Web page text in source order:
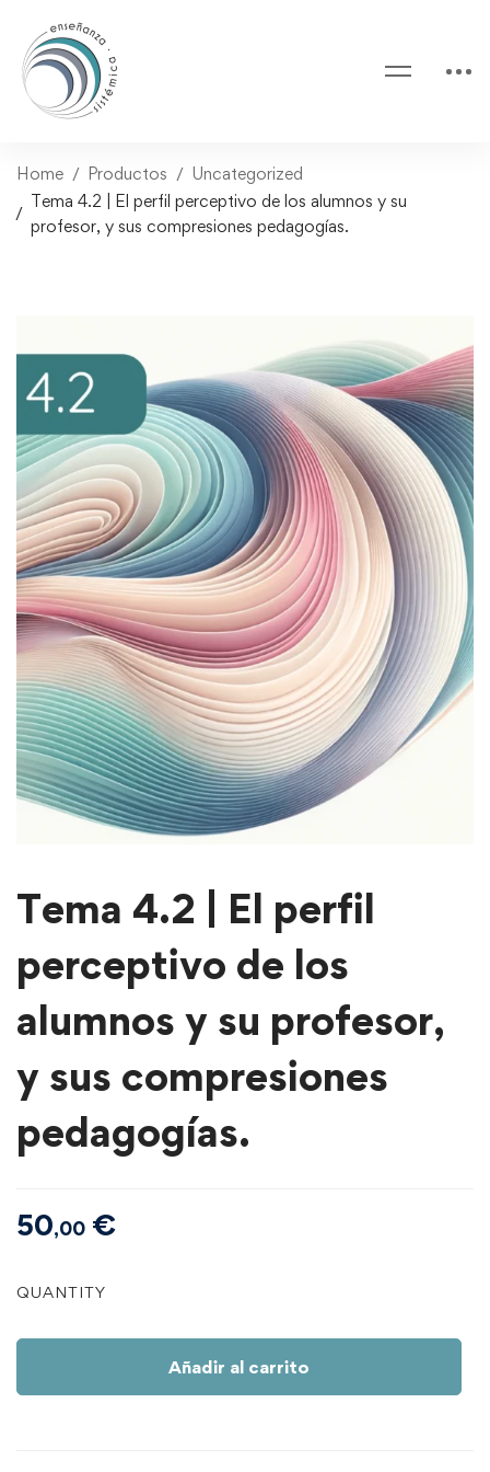
Home Productos
Uncategorized
Tema 4.2 | El perfil perceptivo de los alumnos y su
profesor, y sus compresiones pedagogías.
Tema 4.2 | El perfil
perceptivo de los
alumnos y su profesor,
y sus compresiones
pedagogías.
50,00 €
QUANTITY
|
perfil
Añadir al carrito